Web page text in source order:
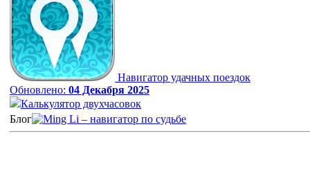
Навигатор удачных поездок
Обновлено: 04 Декабря 2025
Калькулятор двухчасовок
Блог